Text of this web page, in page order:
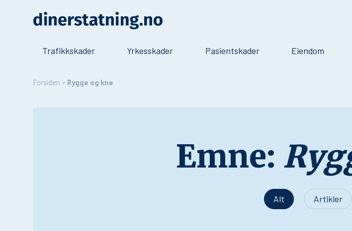
Trafikkskader Yrkesskader Pasientskader Eiendom
Forsiden » Rygge og kne
Emne:
Alt Artikler